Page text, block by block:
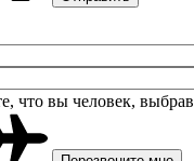
что вы человек, выбрав